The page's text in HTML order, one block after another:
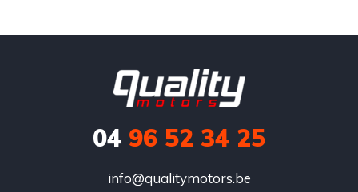
04 96 52 34 25
info@qualitymotors.be